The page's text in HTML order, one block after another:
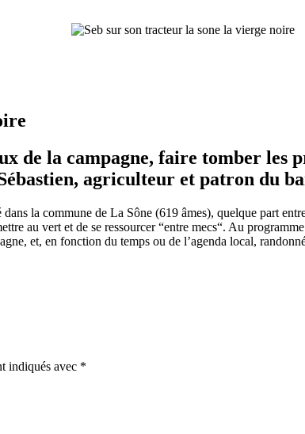
de la campagne, faire tomber les
agriculteur et patron du
dans la commune de La Sône (619 âmes), quelque part
au vert et de se ressourcer “entre mecs“. Au
et, en fonction du temps ou de l’agenda local,
indiqués avec *